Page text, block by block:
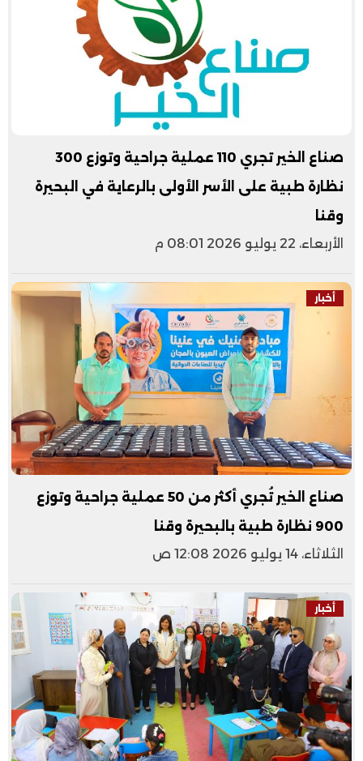
صناع الخير تجري 110 عملية جراحية وتوزع 300
نظارة طبية على الأسر الأولى بالرعاية في البحيرة
وقنا
الأربعاء، 22 يوليو 2026 08:01 م
أخبار
صناع الخير تُجري أكثر من 50 عملية جراحية وتوزع
900 نظارة طبية بالبحيرة وقنا
الثلاثاء، 14 يوليو 2026 12:08 ص
أخبار